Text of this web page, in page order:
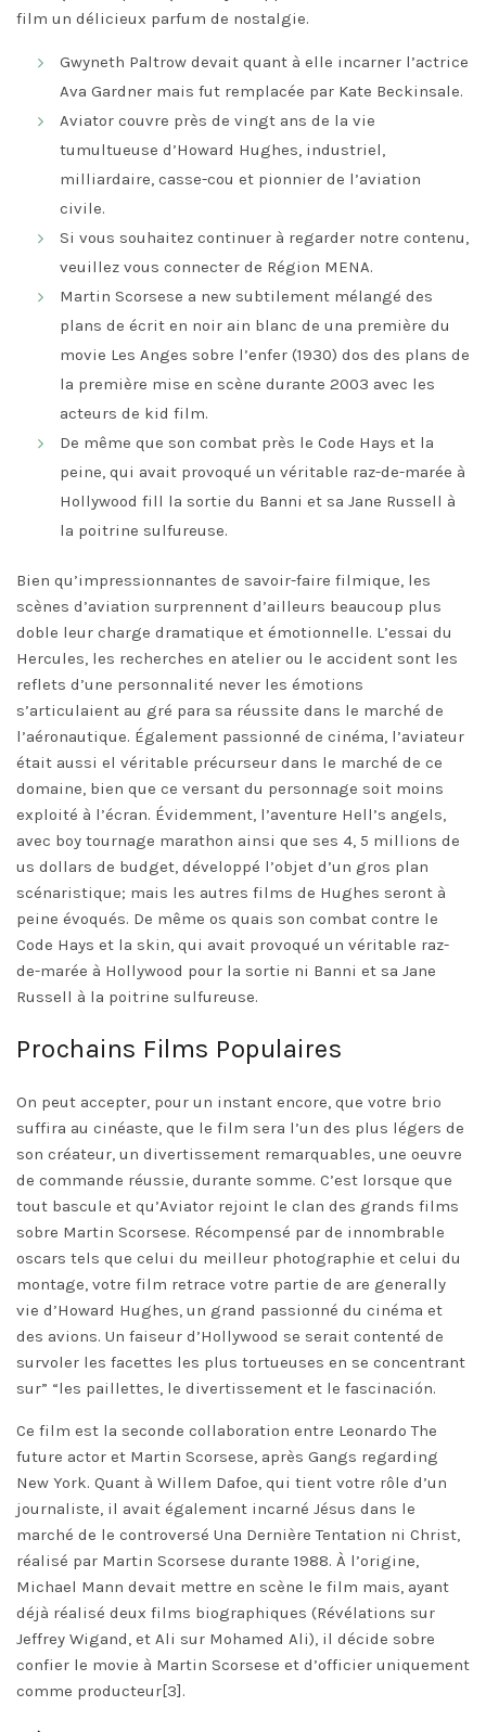
film un délicieux parfum de nostalgie.
Gwyneth Paltrow devait quant à elle incarner l’actrice
Ava Gardner mais fut remplacée par Kate Beckinsale.
Aviator couvre près de vingt ans de la vie
tumultueuse d’Howard Hughes, industriel,
milliardaire, casse-cou et pionnier de l’aviation
civile.
Si vous souhaitez continuer à regarder notre contenu,
veuillez vous connecter de Région MENA.
Martin Scorsese a new subtilement mélangé des
plans de écrit en noir ain blanc de una première du
movie Les Anges sobre l’enfer (1930) dos des plans de
la première mise en scène durante 2003 avec les
acteurs de kid film.
De même que son combat près le Code Hays et la
peine, qui avait provoqué un véritable raz-de-marée à
Hollywood fill la sortie du Banni et sa Jane Russell à
la poitrine sulfureuse.
Bien qu’impressionnantes de savoir-faire filmique, les
scènes d’aviation surprennent d’ailleurs beaucoup plus
doble leur charge dramatique et émotionnelle. L’essai du
Hercules, les recherches en atelier ou le accident sont les
reflets d’une personnalité never les émotions
s’articulaient au gré para sa réussite dans le marché de
l’aéronautique. Également passionné de cinéma, l’aviateur
était aussi el véritable précurseur dans le marché de ce
domaine, bien que ce versant du personnage soit moins
exploité à l’écran. Évidemment, l’aventure Hell’s angels,
avec boy tournage marathon ainsi que ses 4, 5 millions de
us dollars de budget, développé l’objet d’un gros plan
scénaristique; mais les autres films de Hughes seront à
peine évoqués. De même os quais son combat contre le
Code Hays et la skin, qui avait provoqué un véritable raz-
de-marée à Hollywood pour la sortie ni Banni et sa Jane
Russell à la poitrine sulfureuse.
Prochains Films Populaires
On peut accepter, pour un instant encore, que votre brio
suffira au cinéaste, que le film sera l’un des plus légers de
son créateur, un divertissement remarquables, une oeuvre
de commande réussie, durante somme. C’est lorsque que
tout bascule et qu’Aviator rejoint le clan des grands films
sobre Martin Scorsese. Récompensé par de innombrable
oscars tels que celui du meilleur photographie et celui du
montage, votre film retrace votre partie de are generally
vie d’Howard Hughes, un grand passionné du cinéma et
des avions. Un faiseur d’Hollywood se serait contenté de
survoler les facettes les plus tortueuses en se concentrant
sur” “les paillettes, le divertissement et le fascinación.
Ce film est la seconde collaboration entre Leonardo The
future actor et Martin Scorsese, après Gangs regarding
New York. Quant à Willem Dafoe, qui tient votre rôle d’un
journaliste, il avait également incarné Jésus dans le
marché de le controversé Una Dernière Tentation ni Christ,
réalisé par Martin Scorsese durante 1988. À l’origine,
Michael Mann devait mettre en scène le film mais, ayant
déjà réalisé deux films biographiques (Révélations sur
Jeffrey Wigand, et Ali sur Mohamed Ali), il décide sobre
confier le movie à Martin Scorsese et d’officier uniquement
comme producteur[3].